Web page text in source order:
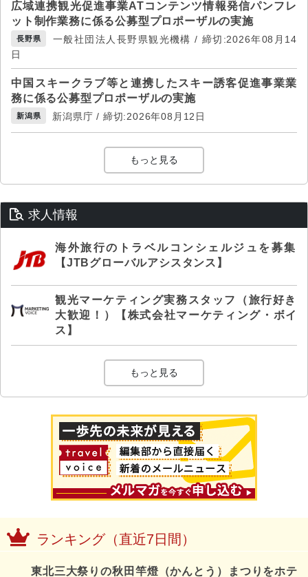
広域連携観光促進事業ATコンテンツ情報発信パンフレ
ット制作業務に係る公募型プロポーザルの実施
長野県
一般社団法人長野県観光機構 / 締切:2026年08月14
日
中国スキークラブ等と連携したスキー誘客促進事業業
務に係る公募型プロポーザルの実施
新潟県 新潟県庁 / 締切:2026年08月12日
もっと見る
求人情報
海外旅行のトラベルコンシェルジュを募集
【JTBグローバルアシスタンス】
観光マーケティング実務スタッフ（旅行好き
大歓迎！）【株式会社マーケティング・ボイ
ス】
もっと見る
ランキング（直近7日間）
東北三大祭りの秋田竿燈（かんとう）まつりをホテ